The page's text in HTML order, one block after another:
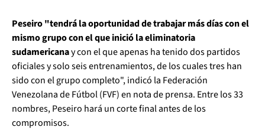
Peseiro "tendrá la oportunidad de trabajar más días con el
mismo grupo con el que inició la eliminatoria
sudamericanay con el que apenas ha tenido dos partidos
oficiales y solo seis entrenamientos, de los cuales tres han
sido con el grupo completo", indicó la Federación
Venezolana de Fútbol (FVF) en nota de prensa. Entre los 33
nombres, Peseiro hará un corte final antes de los
compromisos.